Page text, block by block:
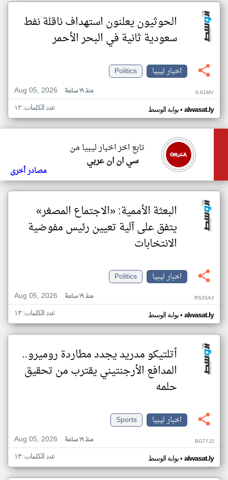
الحوثيون يعلنون استهداف ناقلة نفط
سعودية ثانية في البحر الأحمر
اخبار ليبيا
Politics
Aug 05, 2026
منذ ١٩ ساعة IL61MV
بوابة الوسط• alwasat.ly عدد الكلمات: ١٢
تابع اخر اخبار ليبيا من
سي ان ان عربي
مصادر أخرى
البعثة الأممية: «الاجتماع المصغر»
يتفق على آلية تعيين رئيس مفوضية
الانتخابات
اخبار ليبيا
Politics
Aug 05, 2026
منذ ١٩ ساعة RS20AJ
بوابة الوسط• alwasat.ly عدد الكلمات: ١٣
أتلتيكو مدريد يجدد مطاردة روميرو..
المدافع الأرجنتيني يقترب من تحقيق
حلمه
اخبار ليبيا
Sports
Aug 05, 2026
منذ ١٩ ساعة BG77JJ
بوابة الوسط• alwasat.ly عدد الكلمات: ١٣